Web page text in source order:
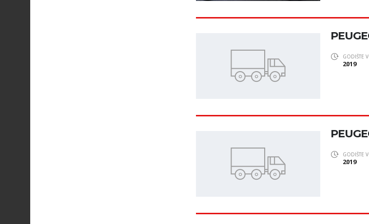
GODIŠTE
2019
GODIŠTE
2019